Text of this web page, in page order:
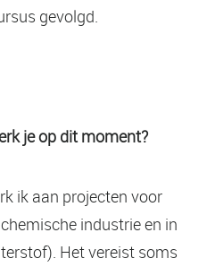
gevolgd.
je op dit moment?
ik aan projecten voor
industrie en in
Het vereist soms